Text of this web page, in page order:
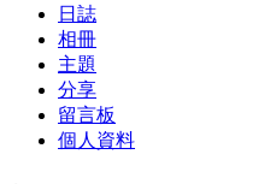
日誌
相冊
主題
分享
留言板
個人資料